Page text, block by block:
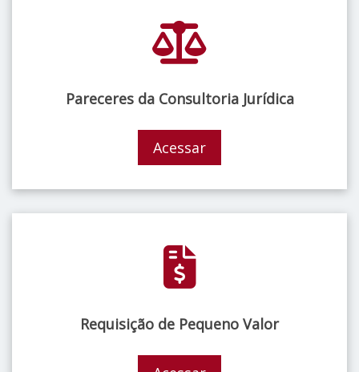
Pareceres da Consultoria Jurídica
Acessar
Requisição de Pequeno Valor